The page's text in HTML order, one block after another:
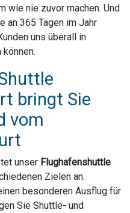
wie nie zuvor machen. Und
an 365 Tagen im Jahr
uns überall in
bringt Sie
vom
unser Flughafenshuttle
Zielen an.
besonderen Ausflug für
Sie Shuttle- und